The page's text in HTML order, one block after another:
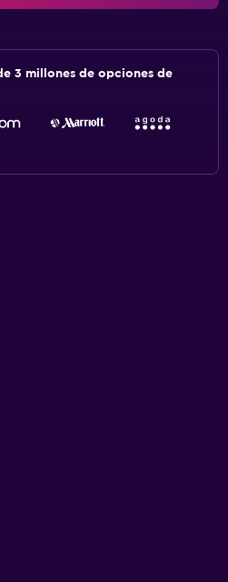
3 millones de opciones de